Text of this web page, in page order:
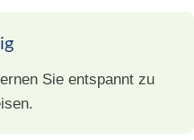
Sie entspannt zu